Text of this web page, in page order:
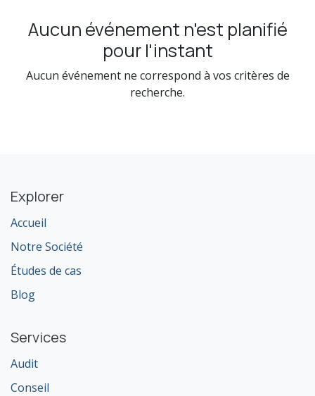
Aucun événement n'est planifié
pour l'instant
Aucun événement ne correspond à vos critères de
recherche.
Explorer
Accueil
Notre Société
Études de cas
Blog
Services
Audit
Conseil